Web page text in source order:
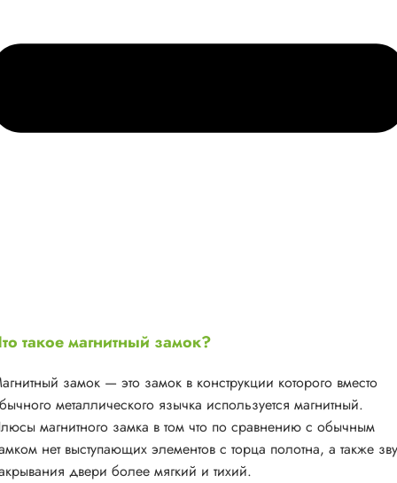
такое магнитный замок?
замок — это замок в конструкции которого вместо
металлического язычка используется магнитный.
магнитного замка в том что по сравнению с обычным
нет выступающих элементов с торца полотна, а также
двери более мягкий и тихий.